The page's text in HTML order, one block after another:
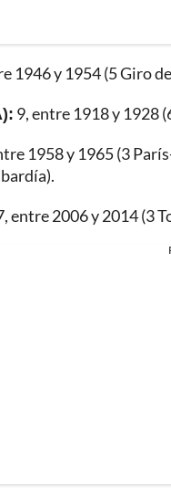
1946 y 1954 (5 Giro
9, entre 1918 y 1928
1958 y 1965 (3
entre 2006 y 2014 (3